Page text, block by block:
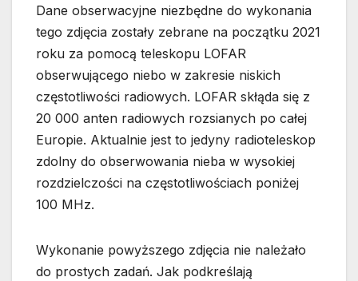
Dane obserwacyjne niezbędne do wykonania
tego zdjęcia zostały zebrane na początku 2021
roku za pomocą teleskopu LOFAR
obserwującego niebo w zakresie niskich
częstotliwości radiowych. LOFAR skłąda się z
20 000 anten radiowych rozsianych po całej
Europie. Aktualnie jest to jedyny radioteleskop
zdolny do obserwowania nieba w wysokiej
rozdzielczości na częstotliwościach poniżej
100 MHz.
Wykonanie powyższego zdjęcia nie należało
do prostych zadań. Jak podkreślają